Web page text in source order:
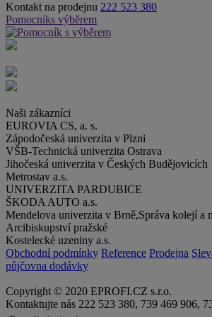
Kontakt na prodejnu 222 523 380
Pomocníks výběrem
Naši zákazníci
EUROVIA CS, a. s.
Zápodočeská univerzita v Plzni
VŠB-Technická univerzita Ostrava
Jihočeská univerzita v Českých Budějovicích
Metrostav a.s.
UNIVERZITA PARDUBICE
ŠKODA AUTO a.s.
Mendelova univerzita v Brně,Správa kolejí a
Arcibiskupství pražské
Kostelecké uzeniny a.s.
Obchodní podmínky Reference Prodejna
půjčovna dodávky
Copyright © 2020 EPROFI.CZ s.r.o.
Kontaktujte nás 222 523 380, 739 469 906,